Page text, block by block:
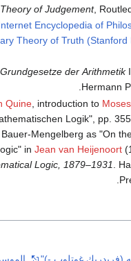
Theory of Judgement,
Encyclopedia of
Theory of Truth (Stanford
Grundgesetze der Arithmetik
Hermann
Quine , introduction to
Logik", pp.
Mengelberg as "On
inJean van Heijenoort
Logic, 1879–1931
.